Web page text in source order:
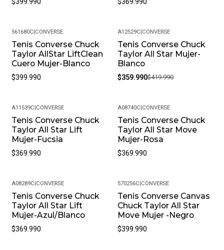
Producto En Las Mejores Condiciones, Recomendamos
Productos Químicos Fuertes. Almacénalos En Un Lugar
Fresco Y Seco Cuando No Los Estés Usando.
• Peso Del Producto: Ligero, Ideal Para Uso Diario.
561680C|CONVERSE
Tenis Converse Chuck
Taylor AllStar LiftClean
Cuero Mujer-Blanco
$399.990
-14%
A12529C|CONVERSE
Tenis Converse Chuck
Taylor All Star Mujer-
Blanco
$359.990$419.990
A11539C|CONVERSE
Tenis Converse Chuck
Taylor All Star Lift
Mujer-Fucsia
$369.990
A08740C|CONVERSE
Tenis Converse Chuck
Taylor All Star Move
Mujer-Rosa
$369.990
A08289C|CONVERSE
Tenis Converse Chuck
Taylor All Star Lift
Mujer-Azul/Blanco
$369.990
570256C|CONVERSE
Tenis Converse Canvas
Chuck Taylor All Star
Move Mujer -Negro
$399.990